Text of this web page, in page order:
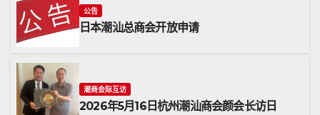
公告
日本潮汕总商会开放申请
潮商会际互访
2026年5月16日杭州潮汕商会颜会长访日